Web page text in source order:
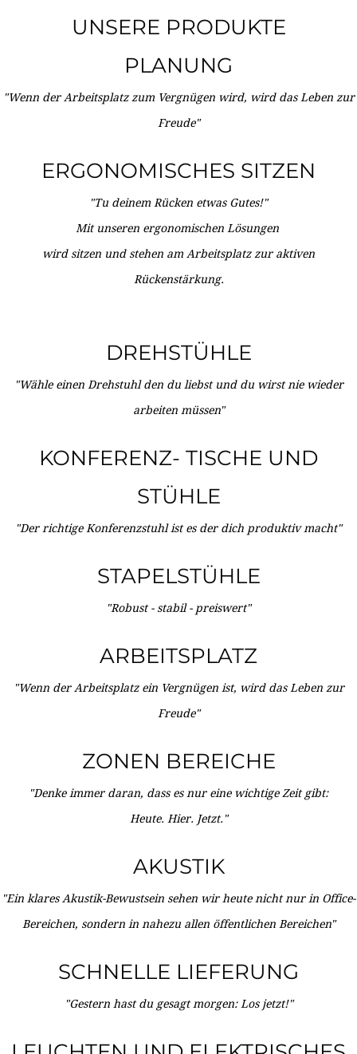
UNSERE PRODUKTE
PLANUNG
"Wenn der Arbeitsplatz zum Vergnügen wird, wird das Leben zur
Freude"
ERGONOMISCHES SITZEN
"Tu deinem Rücken etwas Gutes!"
Mit unseren ergonomischen Lösungen
wird sitzen und stehen am Arbeitsplatz zur aktiven
Rückenstärkung.
DREHSTÜHLE
"Wähle einen Drehstuhl den du liebst und du wirst nie wieder
arbeiten müssen"
KONFERENZ- TISCHE UND
STÜHLE
"Der richtige Konferenzstuhl ist es der dich produktiv macht"
STAPELSTÜHLE
"Robust - stabil - preiswert"
ARBEITSPLATZ
"Wenn der Arbeitsplatz ein Vergnügen ist, wird das Leben zur
Freude"
ZONEN BEREICHE
"Denke immer daran, dass es nur eine wichtige Zeit gibt:
Heute. Hier. Jetzt."
AKUSTIK
"Ein klares Akustik-Bewustsein sehen wir heute nicht nur in Office-
Bereichen, sondern in nahezu allen öffentlichen Bereichen"
SCHNELLE LIEFERUNG
"Gestern hast du gesagt morgen: Los jetzt!"